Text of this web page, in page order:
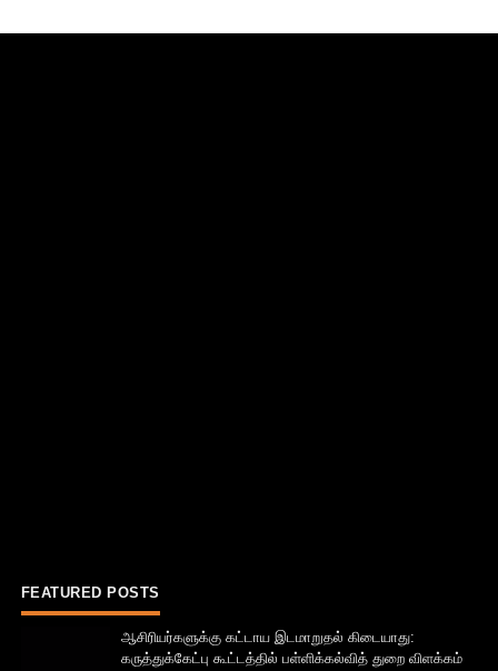
FEATURED POSTS
ஆசிரியர்களுக்கு கட்டாய இடமாறுதல் கிடையாது:
கருத்துக்கேட்பு கூட்டத்தில் பள்ளிக்கல்வித் துறை விளக்கம்